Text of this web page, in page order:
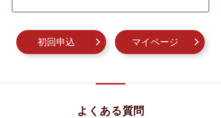
初回申込 マイページ
よくある質問